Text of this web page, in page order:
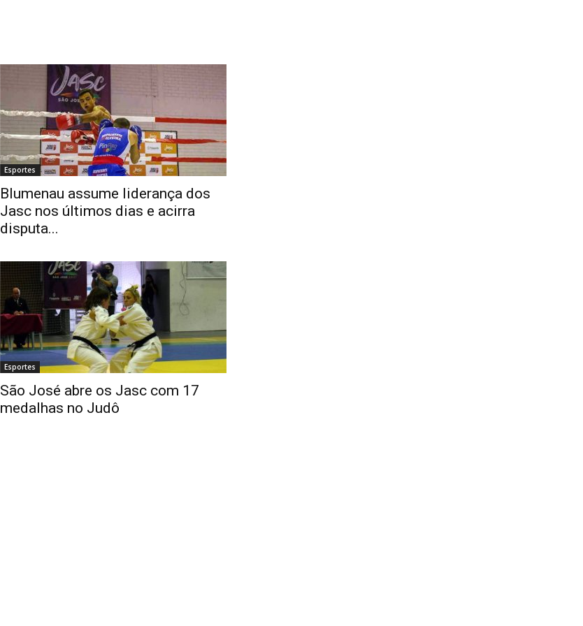
Esportes
Blumenau assume liderança dos
Jasc nos últimos dias e acirra
disputa...
Esportes
São José abre os Jasc com 17
medalhas no Judô